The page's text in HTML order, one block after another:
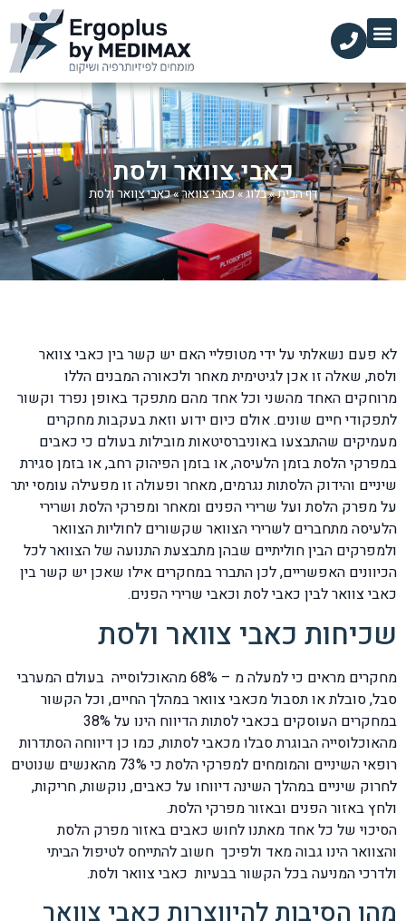
כאבי צוואר ולסת
דף הבית»בלוג»כאבי צוואר»כאבי צוואר ולסת
לא פעם נשאלתי על ידי מטופליי האם יש קשר בין כאבי צוואר
ולסת, שאלה זו אכן לגיטימית מאחר ולכאורה המבנים הללו
מרוחקים האחד מהשני וכל אחד מהם מתפקד באופן נפרד וקשור
לתפקודי חיים שונים. אולם כיום ידוע וזאת בעקבות מחקרים
מעמיקים שהתבצעו באוניברסיטאות מובילות בעולם כי כאבים
במפרקי הלסת בזמן הלעיסה, או בזמן הפיהוק רחב, או בזמן סגירת
שיניים והידוק הלסתות נגרמים, מאחר ופעולה זו מפעילה עומסי יתר
על מפרק הלסת ועל שרירי הפנים ומאחר ומפרקי הלסת ושרירי
הלעיסה מתחברים לשרירי הצוואר שקשורים לחוליות הצוואר
ולמפרקים הבין חוליתיים שבהן מתבצעת התנועה של הצוואר לכל
הכיוונים האפשריים, לכן התברר במחקרים אילו שאכן יש קשר בין
כאבי צוואר לבין כאבי לסת וכאבי שרירי הפנים.
שכיחות כאבי צוואר ולסת
מחקרים מראים כי למעלה מ – 68% מהאוכלוסייה בעולם המערבי
סבל, סובלת או תסבול מכאבי צוואר במהלך החיים, וכל הקשור
במחקרים העוסקים בכאבי לסתות הדיווח הינו על 38%
מהאוכלוסייה הבוגרת סבלו מכאבי לסתות, כמו כן דיווחה הסתדרות
רופאי השיניים והמומחים למפרקי הלסת כי 73% מהאנשים שנוטים
לחרוק שיניים במהלך השינה דיווחו על כאבים, נוקשות, חריקות,
ולחץ באזור הפנים ובאזור מפרקי הלסת.
הסיכוי של כל אחד מאתנו לחוש כאבים באזור מפרק הלסת
והצוואר הינו גבוה מאד ולפיכך חשוב להתייחס לטיפול הביתי
ולדרכי המניעה בכל הקשור בבעיות כאבי צוואר ולסת.
מהן הסיבות להיווצרות כאבי צוואר